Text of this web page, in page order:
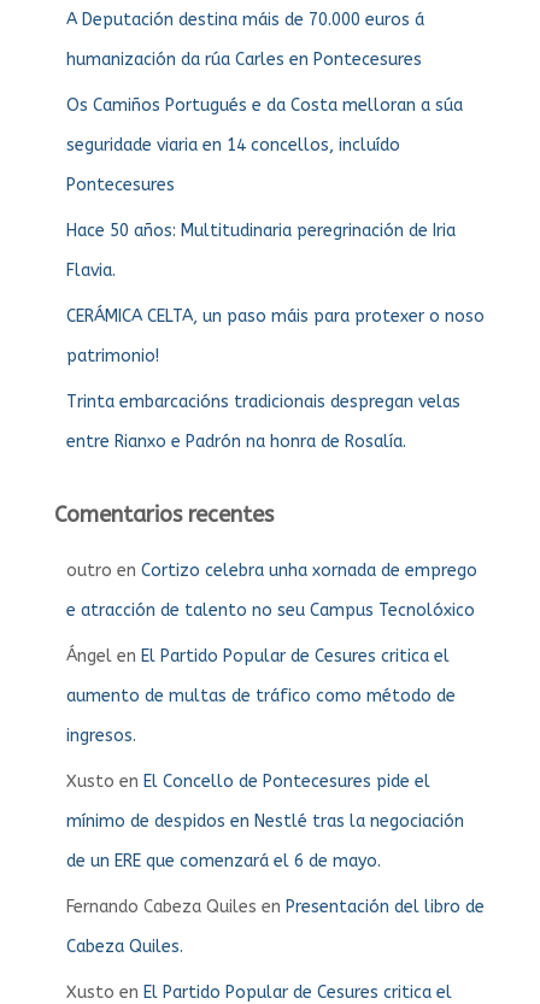
A Deputación destina máis de 70.000 euros á
humanización da rúa Carles en Pontecesures
Os Camiños Portugués e da Costa melloran a súa
seguridade viaria en 14 concellos, incluído
Pontecesures
Hace 50 años: Multitudinaria peregrinación de Iria
Flavia.
CERÁMICA CELTA, un paso máis para protexer o noso
patrimonio!
Trinta embarcacións tradicionais despregan velas
entre Rianxo e Padrón na honra de Rosalía.
Comentarios recentes
outro en Cortizo celebra unha xornada de emprego
e atracción de talento no seu Campus Tecnolóxico
Ángel en El Partido Popular de Cesures critica el
aumento de multas de tráfico como método de
ingresos.
Xusto en El Concello de Pontecesures pide el
mínimo de despidos en Nestlé tras la negociación
de un ERE que comenzará el 6 de mayo.
Fernando Cabeza Quiles en Presentación del libro de
Cabeza Quiles.
Xusto en El Partido Popular de Cesures critica el